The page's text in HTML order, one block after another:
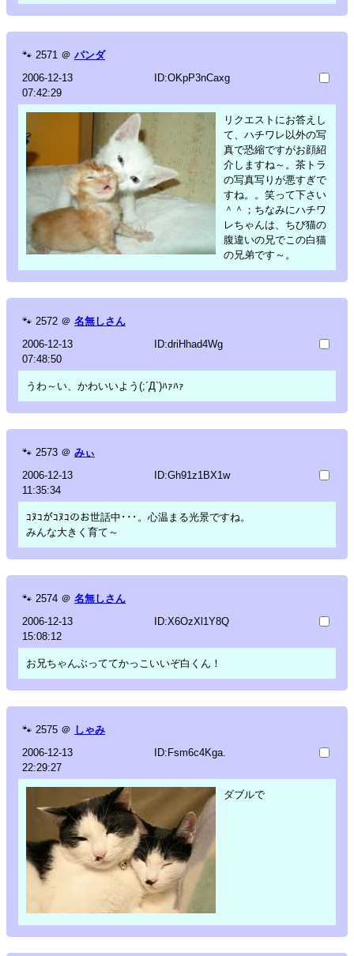
🐾 2571 ＠ パンダ
2006-12-13
07:42:29
ID:OKpP3nCaxg
リクエストにお答えし
て、ハチワレ以外の写
真で恐縮ですがお顔紹
介しますね～。茶トラ
の写真写りが悪すぎで
すね。。笑って下さい
＾＾；ちなみにハチワ
レちゃんは、ちび猫の
腹違いの兄でこの白猫
の兄弟です～。
🐾 2572 ＠ 名無しさん
2006-12-13
07:48:50
ID:driHhad4Wg
うわ～い、かわいいよう(;´Д`)ﾊｧﾊｧ
🐾 2573 ＠ みぃ
2006-12-13
11:35:34
ID:Gh91z1BX1w
ｺﾇｺがｺﾇｺのお世話中･･･。心温まる光景ですね。
みんな大きく育て～
🐾 2574 ＠ 名無しさん
2006-12-13
15:08:12
ID:X6OzXl1Y8Q
お兄ちゃんぶっててかっこいいぞ白くん！
🐾 2575 ＠ しゃみ
2006-12-13
22:29:27
ID:Fsm6c4Kga.
ダブルで